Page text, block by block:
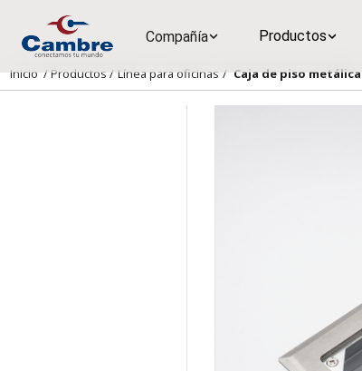
Compañía Productos
Inicio/Productos/ Línea para oficinas / Caja de piso metálica